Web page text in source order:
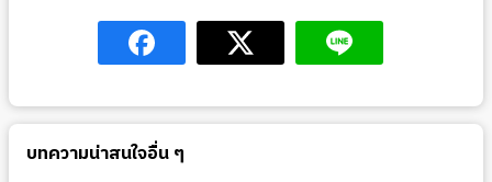
บทความน่าสนใจอื่น ๆ